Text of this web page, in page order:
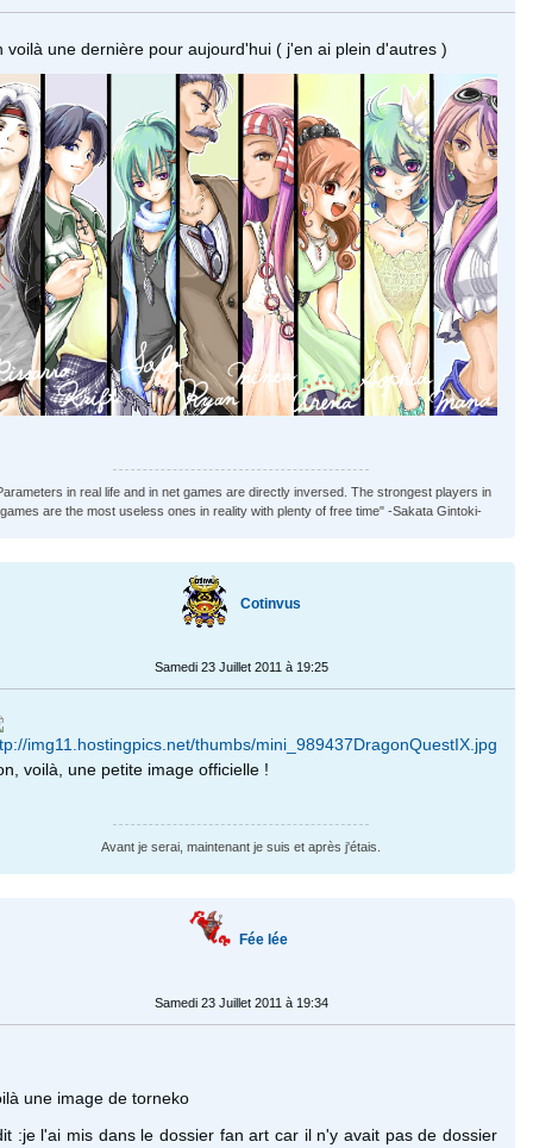
voilà une dernière pour aujourd'hui ( j'en ai plein d'autres )
in real life and in net games are directly inversed. The strongest players in
games are the most useless ones in reality with plenty of free time" -Sakata Gintoki-
Cotinvus
Samedi 23 Juillet 2011 à 19:25
voilà, une petite image officielle !
Avant je serai, maintenant je suis et après j'étais.
Fée lée
Samedi 23 Juillet 2011 à 19:34
une image de torneko
:je l'ai mis dans le dossier fan art car il n'y avait pas de dossier